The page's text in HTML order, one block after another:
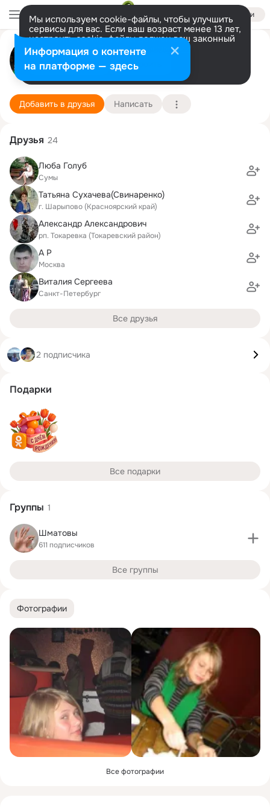
Войти
Мы используем cookie-файлы, чтобы улучшить
сервисы для вас. Если ваш возраст менее 13 лет,
настроить cookie-файлы должен ваш законный
представитель. Больше информации
Разрешить все Настроить
Кристина Багрий(Шматова)
Санкт-Петербург
109 школа
Подробнее
Добавить в друзья Написать
Фотографии
Все фотографии
Друзья 24
Люба Голуб
Сумы
Татьяна Сухачева(Свинаренко)
г. Шарыпово (Красноярский край)
Александр Александрович
рп. Токаревка (Токаревский район)
А Р
Москва
Виталия Сергеева
Санкт-Петербург
Все друзья
2 подписчика
Подарки
Все подарки
Группы 1
Шматовы
611 подписчиков
Все группы
Информация о контенте
на платформе — здесь